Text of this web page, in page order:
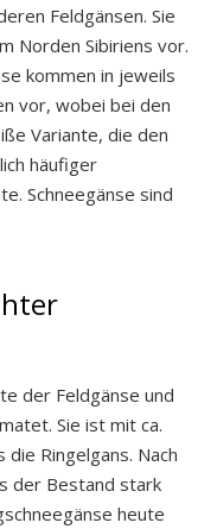
Feldgänsen. Sie
Norden Sibiriens vor.
kommen in jeweils
vor, wobei bei den
Variante, die den
häufiger
Schneegänse sind
der Feldgänse und
Sie ist mit ca.
Ringelgans. Nach
der Bestand stark
heute